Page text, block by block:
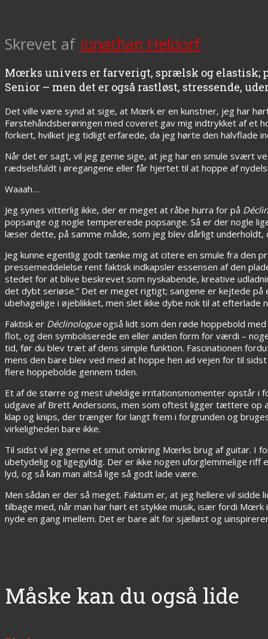
Skrevet af Jonathan Heldorf
Mœrks univers er farverigt, sprælsk og elastisk;
Senior – men det er også rastløst, stressende,
Det ville være synd at sige, at Mœrk er en kunstner, jeg har
Førstehåndsberøringen med coveret gav mig indtrykket af et
forkert, hvilket jeg tidligt erfarede, da jeg hørte den halvflade
Når det er sagt, vil jeg gerne sige, at jeg har en smule svært
rædselsfuldt i øregangene eller får hjertet til at hoppe af
Waaah…
Jeg synes vitterlig ikke, der er meget at råbe hurra for på
popsange og nogle tempererede popsange. Så er der nogle
læser dette, på samme måde, som jeg blev dårligt underholdt,
Jeg kunne egentlig godt tænke mig at citere en smule fra den
pressemeddelelse rent faktisk indkapsler essensen af den
stedet for at blive beskrevet som nyskabende, kreative
det dybt seriøse.” Det er meget rigtigt; sangene er kejtede
ubehagelige i øjeblikket, men slet ikke dybe nok til at
Faktisk er Déclinologueogså lidt som den røde hoppebold
flot, og den symboliserede en eller anden form for værdi –
tid, før du blev træt af dens simple funktion. Fascinationen
mens den bare blev ved med at hoppe hen ad vejen for til
flere hoppebolde gennem tiden.
Et af de større og mest uheldige irritationsmomenter opstår i
udgave af Brett Andersons, men som oftest ligger tættere op
klap og knips, der trænger for langt frem i forgrunden og
virkeligheden bare ikke.
Til sidst vil jeg gerne et smut omkring Mœrks brug af guitar. I
ubetydelig og ligegyldig. Der er ikke nogen uforglemmelige
lyd, og så kan man altså lige så godt lade være.
Men sådan er der så meget. Faktum er, at jeg hellere vil
tilbage med, når man har hørt et stykke musik, især fordi
nyde en gang imellem. Det er bare alt for sjælløst og
Måske kan du også lide